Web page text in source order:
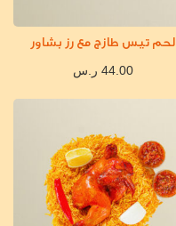
لحم تيس طازج مع رز بشاور
44.00 ر.س